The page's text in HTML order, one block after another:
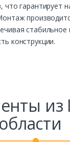
что гарантирует
стабильное
конструкции.
из
области